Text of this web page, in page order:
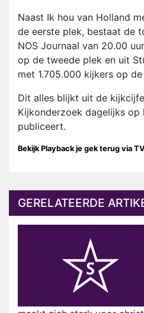
Naast Ik hou van Holland
de eerste plek, bestaat de
NOS Journaal van 20.00
op de tweede plek en uit
met 1.705.000 kijkers op
Dit alles blijkt uit de
Kijkonderzoek dagelijks op
publiceert.
Bekijk Playback je gek terug via
GERELATEERDE